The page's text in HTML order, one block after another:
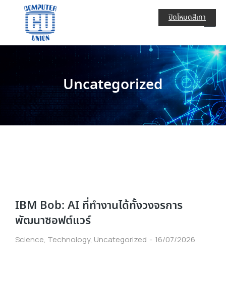
Uncategorized
IBM Bob: AI ที่ทำงานได้ทั้งวงจรการ
พัฒนาซอฟต์แวร์
Science, Technology, Uncategorized 16/07/2026
ปิดโหมดสีเทา